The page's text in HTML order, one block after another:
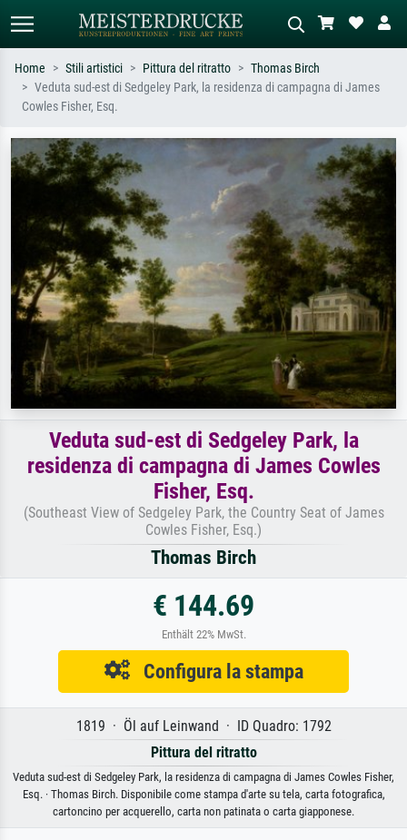
Ricerca standard
Monet, Notte stellata,
Impressionismo, onda di Hokusai,
nudo.
astratto con molto rosso, dipinto a
olio scuro, nudo in piedi vicino a un
Home Stili artistici Pittura del ritratto
Thomas Birch
Veduta sud-est di Sedgeley Park, la residenza di campagna di James
Cowles Fisher, Esq.
Veduta sud-est di Sedgeley Park, la
residenza di campagna di James Cowles
Fisher, Esq.
(Southeast View of Sedgeley Park, the Country Seat of James
Cowles Fisher, Esq.)
Thomas Birch
€ 144.69
Enthält 22% MwSt.
Configura la stampa
1819 · Öl auf Leinwand · ID Quadro: 1792
Pittura del ritratto
Veduta sud-est di Sedgeley Park, la residenza di campagna di James Cowles Fisher,
Esq. · Thomas Birch. Disponibile come stampa d'arte su tela, carta fotografica,
cartoncino per acquerello, carta non patinata o carta giapponese.